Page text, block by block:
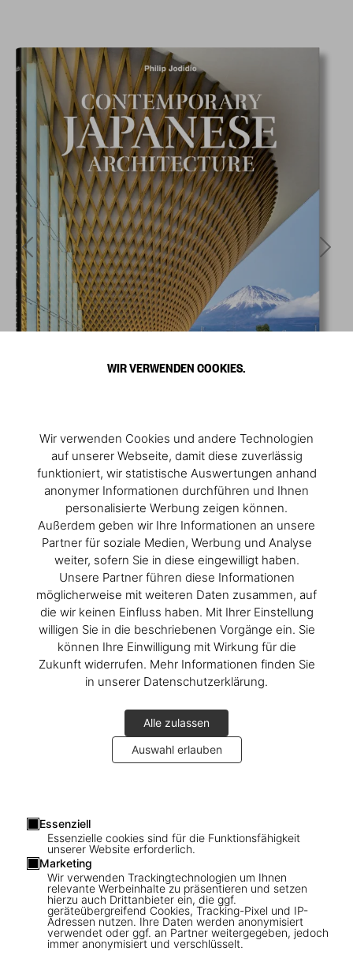
WIR VERWENDEN COOKIES.
Wir verwenden Cookies und andere Technologien
auf unserer Webseite, damit diese zuverlässig
funktioniert, wir statistische Auswertungen anhand
anonymer Informationen durchführen und Ihnen
personalisierte Werbung zeigen können.
Außerdem geben wir Ihre Informationen an unsere
Partner für soziale Medien, Werbung und Analyse
weiter, sofern Sie in diese eingewilligt haben.
Unsere Partner führen diese Informationen
möglicherweise mit weiteren Daten zusammen, auf
die wir keinen Einfluss haben. Mit Ihrer Einstellung
willigen Sie in die beschriebenen Vorgänge ein. Sie
können Ihre Einwilligung mit Wirkung für die
Zukunft widerrufen. Mehr Informationen finden Sie
in unserer Datenschutzerklärung.
Alle zulassen
Auswahl erlauben
Essenziell
Essenzielle cookies sind für die Funktionsfähigkeit
unserer Website erforderlich.
Marketing
Wir verwenden Trackingtechnologien um Ihnen
relevante Werbeinhalte zu präsentieren und setzen
hierzu auch Drittanbieter ein, die ggf.
geräteübergreifend Cookies, Tracking-Pixel und IP-
Adressen nutzen. Ihre Daten werden anonymisiert
verwendet oder ggf. an Partner weitergegeben, jedoch
immer anonymisiert und verschlüsselt.
1 /8
Contemporary Japanese Architecture.
45th Ed.
US$ 30